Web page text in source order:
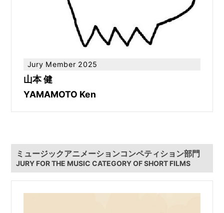
Jury Member 2025
山本 健
YAMAMOTO Ken
ミュージックアニメーションコンペティション部門
JURY FOR THE MUSIC CATEGORY OF SHORT FILMS